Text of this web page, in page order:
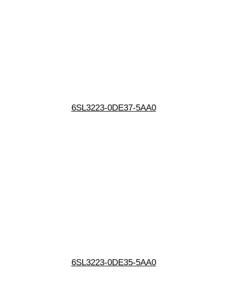
6SL3223-0DE37-5AA0
6SL3223-0DE35-5AA0